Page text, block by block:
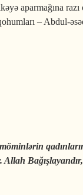
aparmağına
– Abdul-
Allah